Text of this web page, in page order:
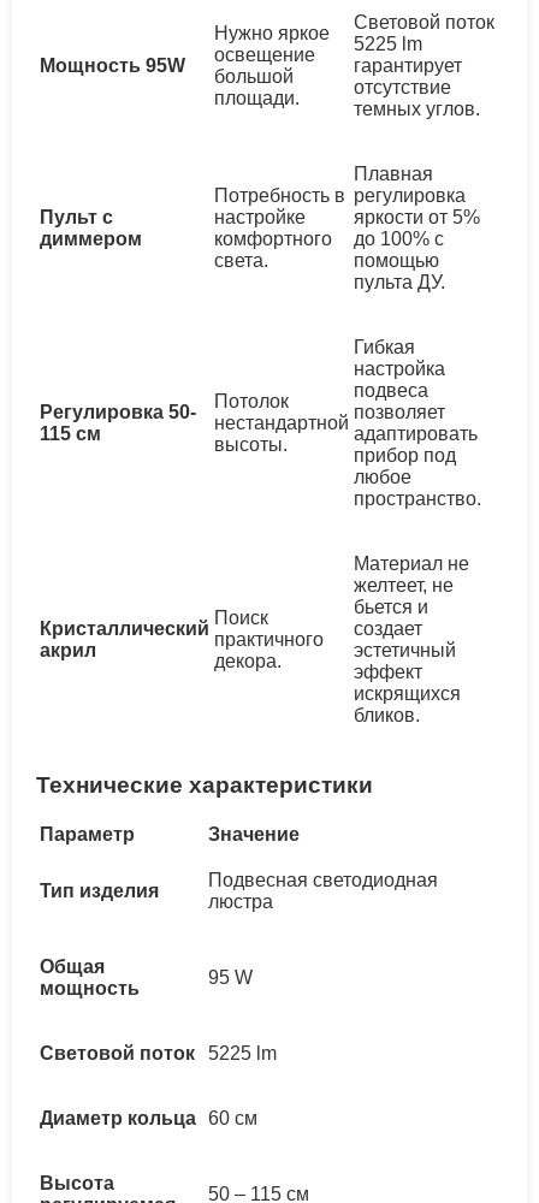
Мощность 95W
Нужно яркое
освещение
большой
площади.
Световой поток
5225 lm
гарантирует
отсутствие
темных углов.
Пульт с
диммером
Потребность в
настройке
комфортного
света.
Плавная
регулировка
яркости от 5%
до 100% с
помощью
пульта ДУ.
Регулировка 50-
115 см
Потолок
нестандартной
высоты.
Гибкая
настройка
подвеса
позволяет
адаптировать
прибор под
любое
пространство.
Кристаллический
акрил
Поиск
практичного
декора.
Материал не
желтеет, не
бьется и
создает
эстетичный
эффект
искрящихся
бликов.
Технические характеристики
Параметр Значение
Тип изделия
Подвесная светодиодная
люстра
Общая
мощность
95 W
Световой поток 5225 lm
Диаметр кольца 60 см
Высота
50 – 115 см